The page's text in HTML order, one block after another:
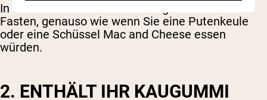
In diesen Fällen bricht das Kaugummikauen Ihr
Fasten, genauso wie wenn Sie eine Putenkeule
oder eine Schüssel Mac and Cheese essen
würden.
2. ENTHÄLT IHR KAUGUMMI